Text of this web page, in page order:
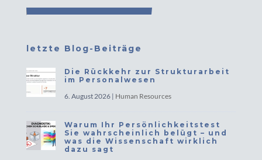
letzte Blog-Beiträge
Die Rückkehr zur Strukturarbeit
im Personalwesen
6. August 2026| Human Resources
Warum Ihr Persönlichkeitstest
Sie wahrscheinlich belügt – und
was die Wissenschaft wirklich
dazu sagt